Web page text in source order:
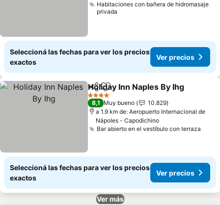
Habitaciones con bañera de hidromasaje
privada
Seleccioná las fechas para ver los precios
exactos
Ver precios
CompartirAñadir a favoritos
Holiday Inn Naples By Ihg
4 Estrellas
8,1 Muy bueno
10.829
a 1.9 km de: Aeropuerto Internacional de
Nápoles - Capodichino
Bar abierto en el vestíbulo con terraza
Seleccioná las fechas para ver los precios
exactos
Ver precios
Ver más